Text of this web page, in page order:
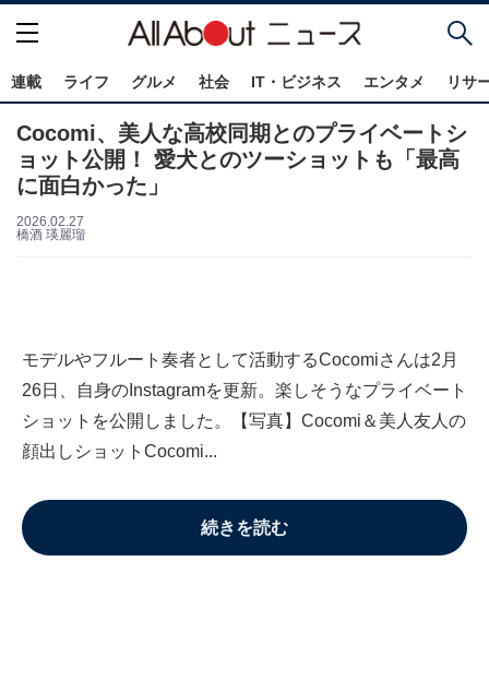
連載 ライフ グルメ 社会 IT・ビジネス エンタメ リサ
Cocomi、美人な高校同期とのプライベートシ
ョット公開！ 愛犬とのツーショットも「最高
に面白かった」
2026.02.27
橋酒 瑛麗瑠
モデルやフルート奏者として活動するCocomiさんは2月
26日、自身のInstagramを更新。楽しそうなプライベート
ショットを公開しました。【写真】Cocomi＆美人友人の
顔出しショットCocomi...
続きを読む